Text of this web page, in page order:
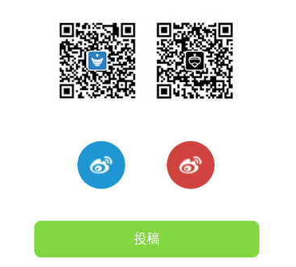
投稿